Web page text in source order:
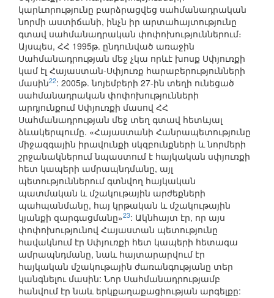
կարևորությունը բարձրացվեց սահմանադրական
նորմի աստիճանի, ինչն իր արտահայտությունը
գտավ սահմանադրական փոփոխություններում։
Այսպես, ՀՀ 1995թ. ընդունված առաջին
Սահմանադրության մեջ չկա որևէ խոսք Սփյուռքի
կամ էլ Հայաստան-Սփյուռք հարաբերությունների
մասին22: 2005թ. նոյեմբերի 27-ին տեղի ունեցած
սահմանադրական փոփոխությունների
արդյունքում Սփյուռքի մասով ՀՀ
Սահմանադրության մեջ տեղ գտավ հետևյալ
ձևակերպումը. «Հայաստանի Հանրապետությունը
միջազգային իրավունքի սկզբունքների և նորմերի
շրջանակներում նպաստում է հայկական սփյուռքի
հետ կապերի ամրապնդմանը, այլ
պետություններում գտնվող հայկական
պատմական և մշակութային արժեքների
պահպանմանը, հայ կրթական և մշակութային
կյանքի զարգացմանը»23: Ակնհայտ էր, որ այս
փոփոխությունով Հայաստան պետությունը
հավակնում էր Սփյուռքի հետ կապերի հետագա
ամրապնդմանը, նաև հայտարարվում էր
հայկական մշակութային ժառանգությանը տեր
կանգնելու մասին: Նոր Սահմանադրությամբ
հանվում էր նաև երկքաղաքացիության արգելքը: